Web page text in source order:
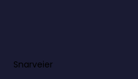
Snarveier